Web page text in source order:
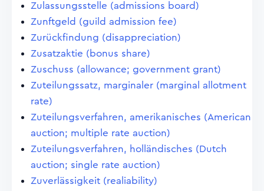
Zulassungsstelle (admissions board)
Zunftgeld (guild admission fee)
Zurückfindung (disappreciation)
Zusatzaktie (bonus share)
Zuschuss (allowance; government grant)
Zuteilungssatz, marginaler (marginal allotment
rate)
Zuteilungsverfahren, amerikanisches (American
auction; multiple rate auction)
Zuteilungsverfahren, holländisches (Dutch
auction; single rate auction)
Zuverlässigkeit (realiability)